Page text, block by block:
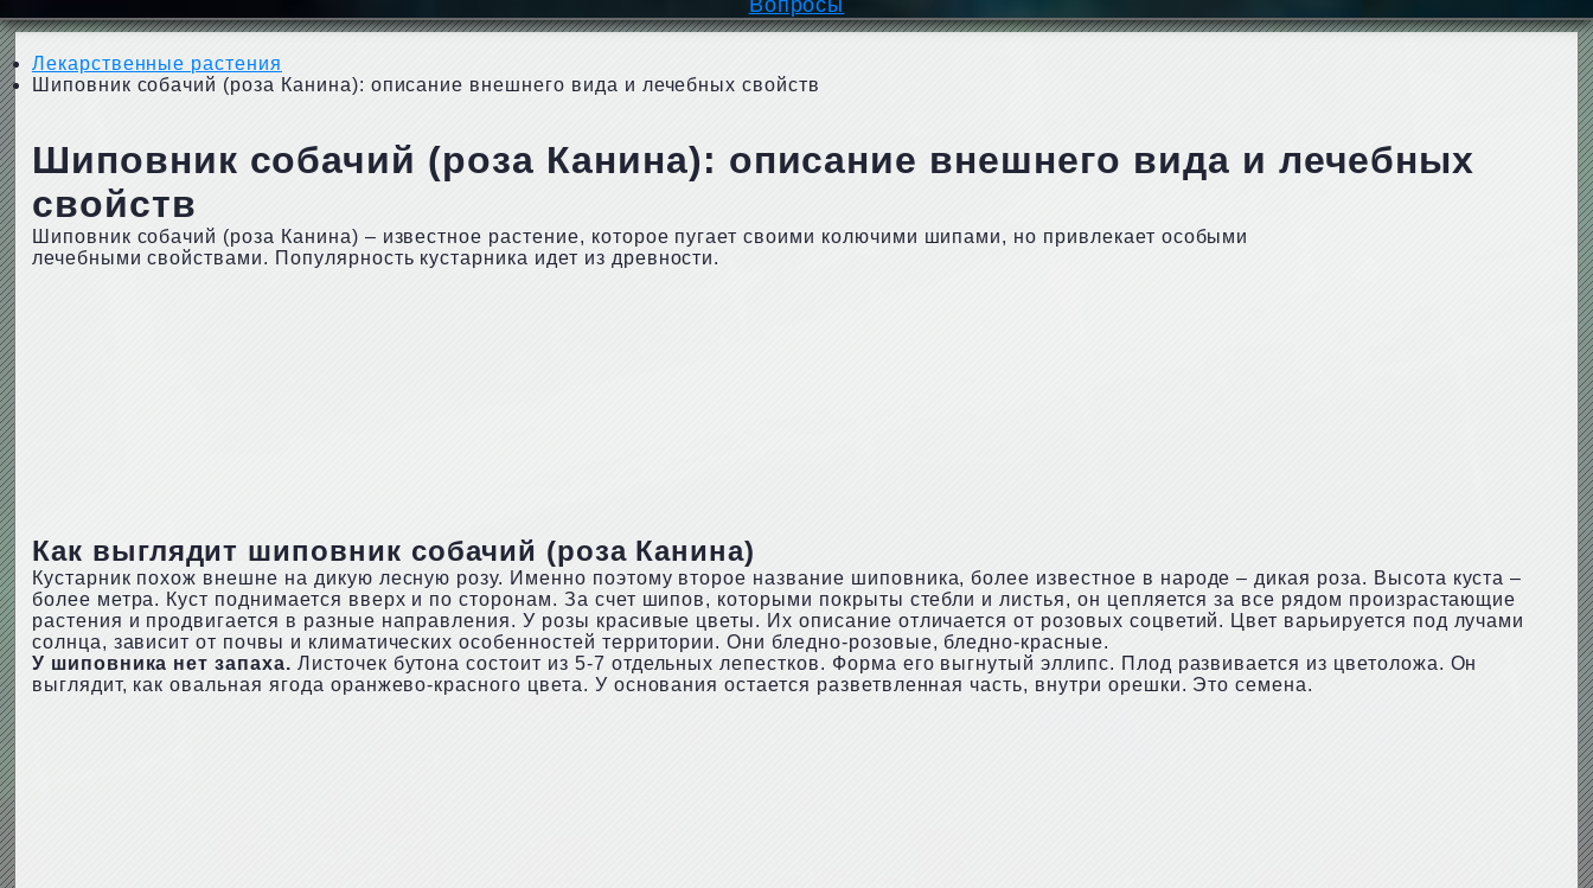
Вопросы
Лекарственные растения
Шиповник собачий (роза Канина): описание внешнего вида и лечебных свойств
Шиповник собачий (роза Канина): описание внешнего вида и лечебных
свойств
Шиповник собачий (роза Канина) – известное растение, которое пугает своими колючими шипами, но привлекает особыми
лечебными свойствами. Популярность кустарника идет из древности.
Как выглядит шиповник собачий (роза Канина)
Кустарник похож внешне на дикую лесную розу. Именно поэтому второе название шиповника, более известное в народе – дикая роза. Высота куста –
более метра. Куст поднимается вверх и по сторонам. За счет шипов, которыми покрыты стебли и листья, он цепляется за все рядом произрастающие
растения и продвигается в разные направления. У розы красивые цветы. Их описание отличается от розовых соцветий. Цвет варьируется под лучами
солнца, зависит от почвы и климатических особенностей территории. Они бледно-розовые, бледно-красные.
У шиповника нет запаха. Листочек бутона состоит из 5-7 отдельных лепестков. Форма его выгнутый эллипс. Плод развивается из цветоложа. Он
выглядит, как овальная ягода оранжево-красного цвета. У основания остается разветвленная часть, внутри орешки. Это семена.